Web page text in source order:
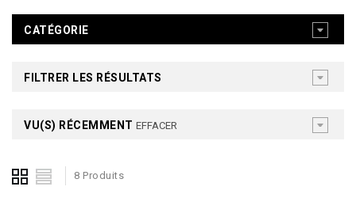
CATÉGORIE
FILTRER LES RÉSULTATS
VU(S) RÉCEMMENT EFFACER
8 Produits